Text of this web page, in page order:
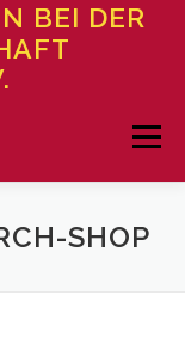
BEI DER
Menü
SHOP